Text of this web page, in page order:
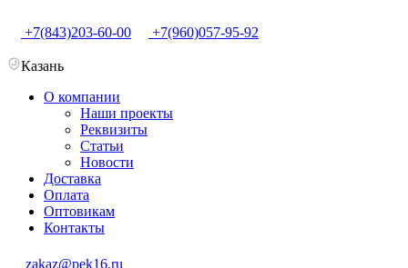
+7(843)203-60-00 +7(960)057-95-92
Казань
О компании
Наши проекты
Реквизиты
Статьи
Новости
Доставка
Оплата
Оптовикам
Контакты
zakaz@pek16.ru